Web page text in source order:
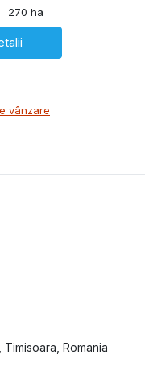
270 ha
vânzare
Timisoara, Romania